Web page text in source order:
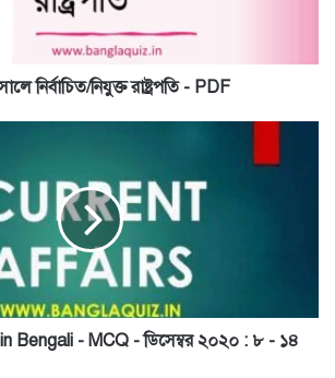
নির্বাচিত/নিযুক্ত রাষ্ট্রপতি - PDF
Bengali - MCQ - ডিসেম্বর ২০২০ : ৮ - ১৪